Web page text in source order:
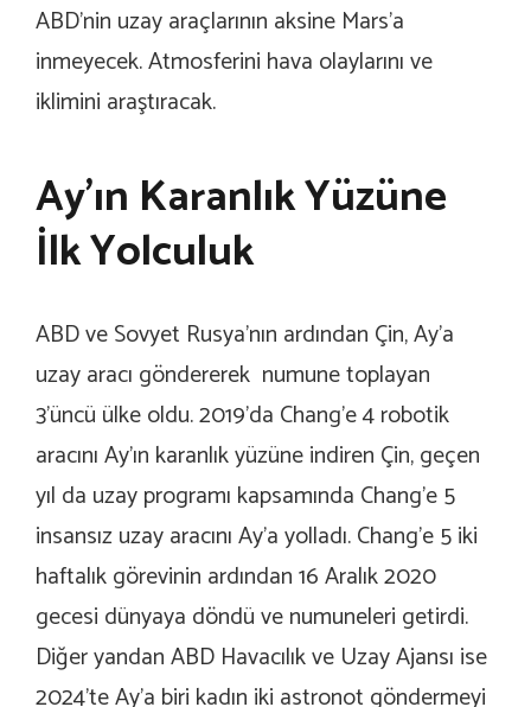
ABD’nin uzay araçlarının aksine Mars’a
inmeyecek. Atmosferini hava olaylarını ve
iklimini araştıracak.
Ay’ın Karanlık Yüzüne
İlk Yolculuk
ABD ve Sovyet Rusya’nın ardından Çin, Ay’a
uzay aracı göndererek numune toplayan
3’üncü ülke oldu. 2019’da Chang’e 4 robotik
aracını Ay’ın karanlık yüzüne indiren Çin, geçen
yıl da uzay programı kapsamında Chang’e 5
insansız uzay aracını Ay’a yolladı. Chang’e 5 iki
haftalık görevinin ardından 16 Aralık 2020
gecesi dünyaya döndü ve numuneleri getirdi.
Diğer yandan ABD Havacılık ve Uzay Ajansı ise
2024’te Ay’a biri kadın iki astronot göndermeyi